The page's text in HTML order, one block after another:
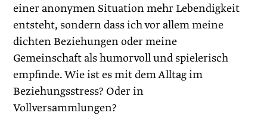
einer anonymen Situation mehr Lebendigkeit
entsteht, sondern dass ich vor allem meine
dichten Beziehungen oder meine
Gemeinschaft als humorvoll und spielerisch
empfinde. Wie ist es mit dem Alltag im
Beziehungsstress? Oder in
Vollversammlungen?